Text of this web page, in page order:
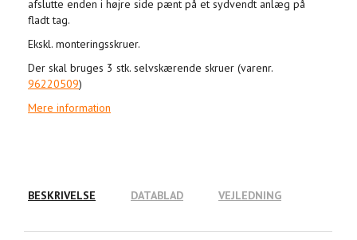
afslutte enden i højre side pænt på et sydvendt anlæg på
fladt tag.
Ekskl. monteringsskruer.
Der skal bruges 3 stk. selvskærende skruer (varenr.
96220509)
Mere information
BESKRIVELSE DATABLAD VEJLEDNING